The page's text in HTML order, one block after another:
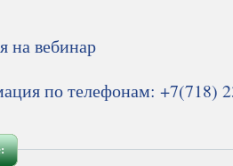
на вебинар
по телефонам: +7(718)